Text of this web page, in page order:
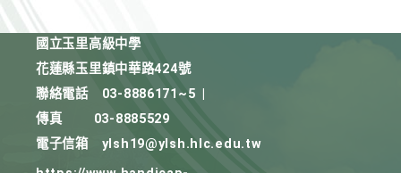
國立玉里高級中學
花蓮縣玉里鎮中華路424號
聯絡電話
03-8886171~5
傳真
03-8885529
電子信箱
ylsh19@ylsh.hlc.edu.tw